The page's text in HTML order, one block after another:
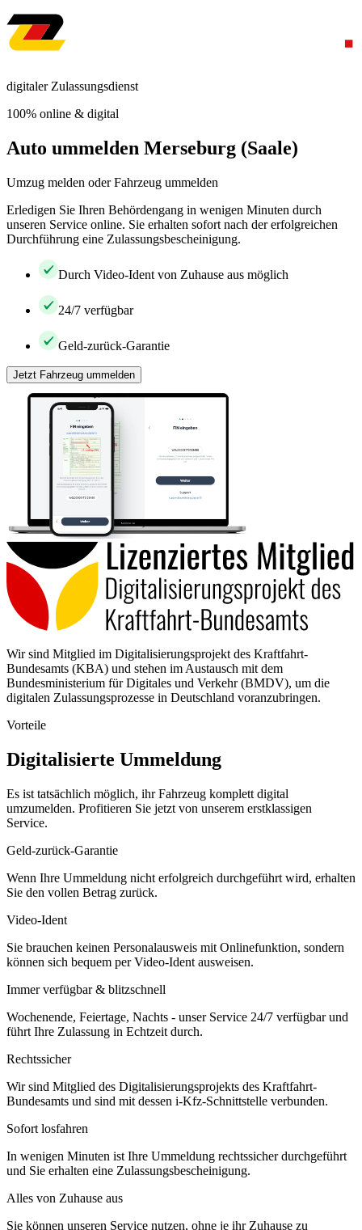
digitaler Zulassungsdienst
100% online & digital
Auto ummelden Merseburg (Saale)
Umzug melden oder Fahrzeug ummelden
Erledigen Sie Ihren Behördengang in wenigen Minuten durch
unseren Service online. Sie erhalten sofort nach der erfolgreichen
Durchführung eine Zulassungsbescheinigung.
Durch Video-Ident von Zuhause aus möglich
24/7 verfügbar
Geld-zurück-Garantie
Jetzt Fahrzeug ummelden
Wir sind Mitglied im Digitalisierungsprojekt des Kraftfahrt-
Bundesamts (KBA) und stehen im Austausch mit dem
Bundesministerium für Digitales und Verkehr (BMDV), um die
digitalen Zulassungsprozesse in Deutschland voranzubringen.
Vorteile
Digitalisierte Ummeldung
Es ist tatsächlich möglich, ihr Fahrzeug komplett digital
umzumelden. Profitieren Sie jetzt von unserem erstklassigen
Service.
Geld-zurück-Garantie
Wenn Ihre Ummeldung nicht erfolgreich durchgeführt wird, erhalten
Sie den vollen Betrag zurück.
Video-Ident
Sie brauchen keinen Personalausweis mit Onlinefunktion, sondern
können sich bequem per Video-Ident ausweisen.
Immer verfügbar & blitzschnell
Wochenende, Feiertage, Nachts - unser Service 24/7 verfügbar und
führt Ihre Zulassung in Echtzeit durch.
Rechtssicher
Wir sind Mitglied des Digitalisierungsprojekts des Kraftfahrt-
Bundesamts und sind mit dessen i-Kfz-Schnittstelle verbunden.
Sofort losfahren
In wenigen Minuten ist Ihre Ummeldung rechtssicher durchgeführt
und Sie erhalten eine Zulassungsbescheinigung.
Alles von Zuhause aus
Sie können unseren Service nutzen, ohne je ihr Zuhause zu